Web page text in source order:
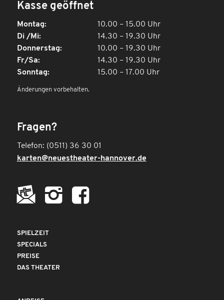
Kasse geöffnet
Montag:
10.00 – 15.00 Uhr
Di /Mi:
14.30 – 19.30 Uhr
Donnerstag:
10.00 – 19.30 Uhr
Fr/Sa:
14.30 – 19.30 Uhr
Sonntag:
15.00 – 17.00 Uhr
Änderungen vorbehalten.
Fragen?
Telefon: (0511) 36 30 01
karten@neuestheater-hannover.de
SPIELZEIT
SPECIALS
PREISE
DAS THEATER